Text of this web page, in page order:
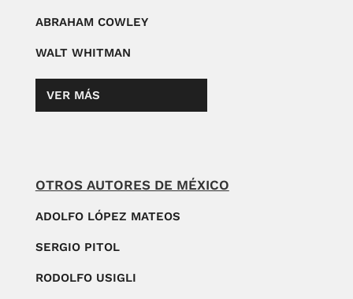
ABRAHAM COWLEY
WALT WHITMAN
VER MÁS
OTROS AUTORES DE MÉXICO
ADOLFO LÓPEZ MATEOS
SERGIO PITOL
RODOLFO USIGLI